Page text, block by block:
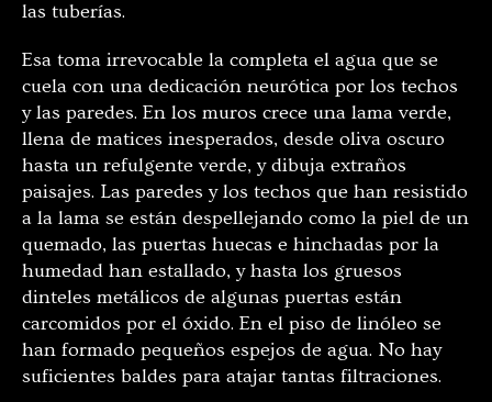
las tuberías.
Esa toma irrevocable la completa el agua que se
cuela con una dedicación neurótica por los techos
y las paredes. En los muros crece una lama verde,
llena de matices inesperados, desde oliva oscuro
hasta un refulgente verde, y dibuja extraños
paisajes. Las paredes y los techos que han resistido
a la lama se están despellejando como la piel de un
quemado, las puertas huecas e hinchadas por la
humedad han estallado, y hasta los gruesos
dinteles metálicos de algunas puertas están
carcomidos por el óxido. En el piso de linóleo se
han formado pequeños espejos de agua. No hay
suficientes baldes para atajar tantas filtraciones.